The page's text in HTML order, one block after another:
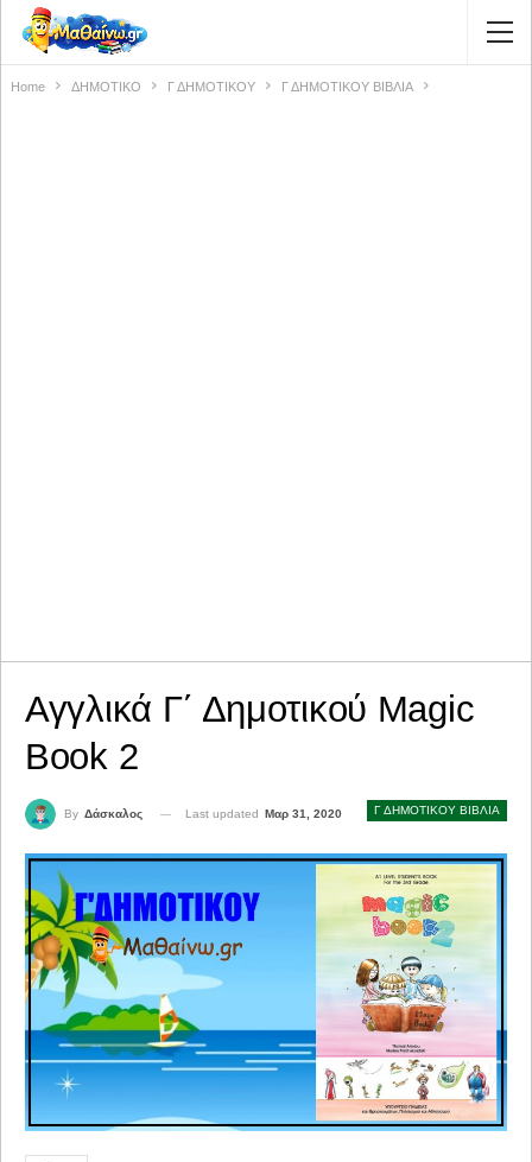
Home ΔΗΜΟΤΙΚΟ Γ ΔΗΜΟΤΙΚΟΥ Γ ΔΗΜΟΤΙΚΟΥ ΒΙΒΛΙΑ
Αγγλικά Γ΄ Δημοτικού Magic
Book 2
Γ ΔΗΜΟΤΙΚΟΥ ΒΙΒΛΙΑ
By Δάσκαλος Last updated Μαρ 31, 2020